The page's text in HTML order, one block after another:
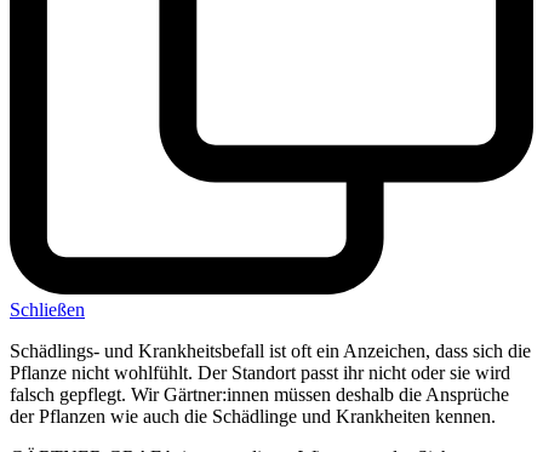
Schließen
Schädlings- und Krankheitsbefall ist oft ein Anzeichen, dass sich die
Pflanze nicht wohlfühlt. Der Standort passt ihr nicht oder sie wird
falsch gepflegt. Wir Gärtner:innen müssen deshalb die Ansprüche
der Pflanzen wie auch die Schädlinge und Krankheiten kennen.